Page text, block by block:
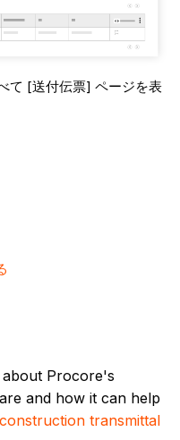
て [送付伝票] ページを表
Procore's
and how it can help
construction transmittal